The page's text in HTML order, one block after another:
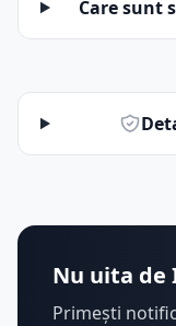
Care sunt
Nu uita de
Primești